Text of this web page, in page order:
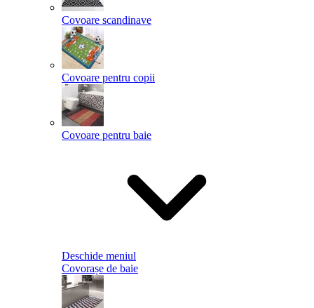
Covoare scandinave
Covoare pentru copii
Covoare pentru baie
Deschide meniul
Covorașe de baie